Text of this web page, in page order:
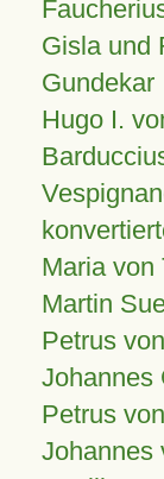
Gisla und
Gundekar
Hugo I.
Maria von
Martin
Petrus
Johannes
Petrus
Johannes